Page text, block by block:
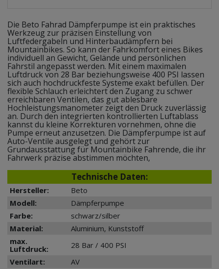
Die Beto Fahrad Dämpferpumpe ist ein praktisches
Werkzeug zur präzisen Einstellung von
Luftfedergabeln und Hinterbaudämpfern bei
Mountainbikes. So kann der Fahrkomfort eines Bikes
individuell an Gewicht, Gelände und persönlichen
Fahrstil angepasst werden. Mit einem maximalen
Luftdruck von 28 Bar beziehungsweise 400 PSI lassen
sich auch hochdruckfeste Systeme exakt befüllen. Der
flexible Schlauch erleichtert den Zugang zu schwer
erreichbaren Ventilen, das gut ablesbare
Hochleistungsmanometer zeigt den Druck zuverlässig
an. Durch den integrierten kontrollierten Luftablass
kannst du kleine Korrekturen vornehmen, ohne die
Pumpe erneut anzusetzen. Die Dämpferpumpe ist auf
Auto-Ventile ausgelegt und gehört zur
Grundausstattung für Mountainbike Fahrende, die ihr
Fahrwerk präzise abstimmen möchten,
Technische Daten:
Hersteller:
Beto
Modell:
Dämpferpumpe
Farbe:
schwarz/silber
Material:
Aluminium, Kunststoff
max.
Luftdruck:
28 Bar / 400 PSI
Ventilart:
AV